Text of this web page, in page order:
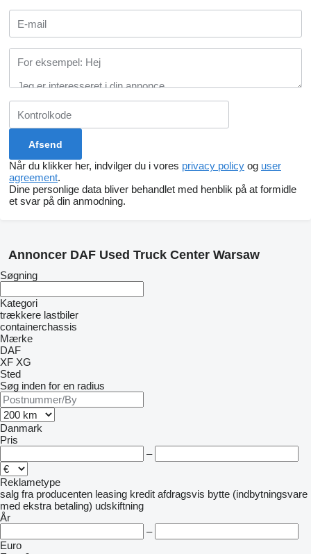
Når du klikker her, indvilger du i vores privacy policy og user
agreement.
Dine personlige data bliver behandlet med henblik på at formidle
et svar på din anmodning.
Annoncer DAF Used Truck Center Warsaw
Søgning
Kategori
trækkere lastbiler
containerchassis
Mærke
DAF
XF XG
Sted
Søg inden for en radius
Danmark
Pris
–
Reklametype
salg fra producenten leasing kredit afdragsvis bytte (indbytningsvare
med ekstra betaling) udskiftning
År
–
Euro